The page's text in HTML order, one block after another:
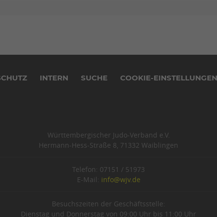
INTERN SUCHE COOKIE-EINSTELLUNGEN
Württembergischer Judo-Verband e.V.
Hermann-Hess-Straße 8, 71332 Waiblingen
Telefon: 07151 / 51973
E-Mail: info@wjv.de
Besuchszeiten der Geschäftsstelle:
Dienstag und Donnerstag von 09:00 Uhr bis 11:00 Uhr